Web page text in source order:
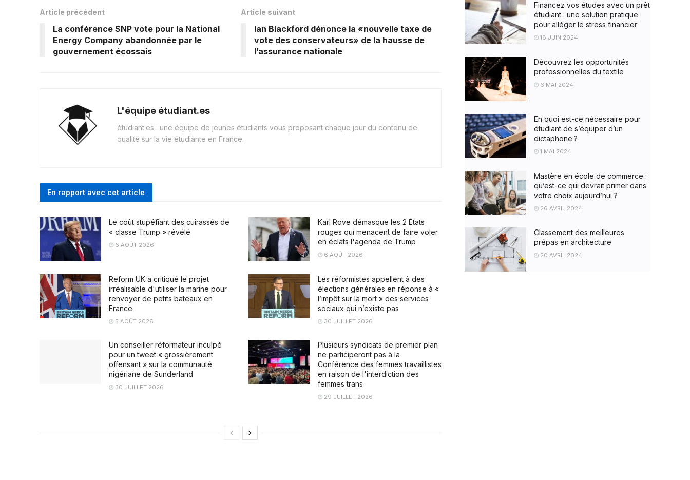
Article précédent
La conférence SNP vote pour la National
Energy Company abandonnée par le
gouvernement écossais
Article suivant
Ian Blackford dénonce la «nouvelle taxe de
vote des conservateurs» de la hausse de
l’assurance nationale
L'équipe étudiant.es
étudiant.es : une équipe de jeunes étudiants vous proposant chaque jour du contenu de
qualité sur la vie étudiante en France.
En rapport avec cet article
Le coût stupéfiant des cuirassés de
« classe Trump » révélé
6 AOÛT 2026
Karl Rove démasque les 2 États
rouges qui menacent de faire voler
en éclats l'agenda de Trump
6 AOÛT 2026
Reform UK a critiqué le projet
irréalisable d'utiliser la marine pour
renvoyer de petits bateaux en
France
5 AOÛT 2026
Les réformistes appellent à des
élections générales en réponse à «
l’impôt sur la mort » des services
sociaux qui n’existe pas
30 JUILLET 2026
Un conseiller réformateur inculpé
pour un tweet « grossièrement
offensant » sur la communauté
nigériane de Sunderland
30 JUILLET 2026
Plusieurs syndicats de premier plan
ne participeront pas à la
Conférence des femmes travaillistes
en raison de l'interdiction des
femmes trans
29 JUILLET 2026
Financez vos études avec un prêt
étudiant : une solution pratique
pour alléger le stress financier
18 JUIN 2024
Découvrez les opportunités
professionnelles du textile
6 MAI 2024
En quoi est-ce nécessaire pour
étudiant de s’équiper d’un
dictaphone ?
1 MAI 2024
Mastère en école de commerce :
qu’est-ce qui devrait primer dans
votre choix aujourd’hui ?
26 AVRIL 2024
Classement des meilleures
prépas en architecture
20 AVRIL 2024